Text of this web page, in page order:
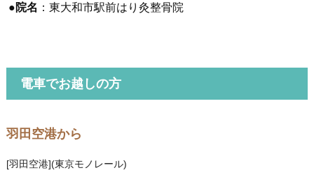
●院名 ：東大和市駅前はり灸整骨院
電車でお越しの方
羽田空港から
[羽田空港](東京モノレール)